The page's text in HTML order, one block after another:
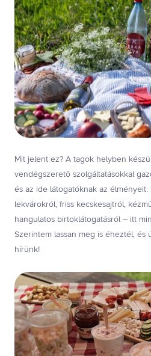
Mit jelent ez? A tagok helyben
vendégszerető szolgáltatásokkal
és az ide látogatóknak az
lekvárokról, friss kecskesajtról,
hangulatos birtoklátogatásról – itt
Szerintem lassan meg is éheztél, és
hírünk!